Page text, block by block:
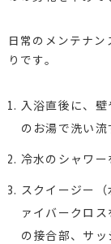
日常のメンテナ
りです。
入浴直後に、
のお湯で洗い流
冷水のシャワ
スクイージー
ァイバークロ
の接合部、サ